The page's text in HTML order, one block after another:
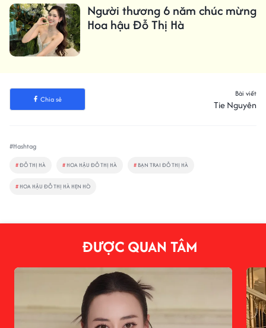
Người thương 6 năm chúc mừng
Hoa hậu Đỗ Thị Hà
Chia sẻ
Bài viết
Tie Nguyên
#Hashtag
#ĐỖ THỊ HÀ # HOA HẬU ĐỖ THỊ HÀ # BẠN TRAI ĐỖ THỊ HÀ
# HOA HẬU ĐỖ THỊ HÀ HẸN HÒ
ĐƯỢC QUAN TÂM